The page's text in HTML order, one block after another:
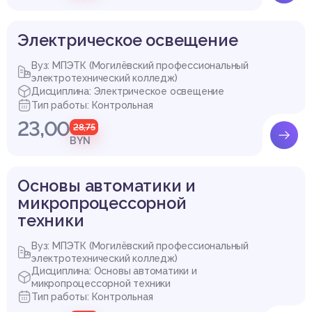
Электрическое освещение
Вуз: МПЭТК (Могилёвский профессиональный
электротехнический колледж)
Дисциплина: Электрическое освещение
Тип работы: Контрольная
23,00 28,75
BYN
Основы автоматики и
микропроцессорной
техники
Вуз: МПЭТК (Могилёвский профессиональный
электротехнический колледж)
Дисциплина: Основы автоматики и
микропроцессорной техники
Тип работы: Контрольная